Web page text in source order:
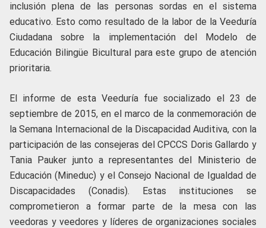
inclusión plena de las personas sordas en el sistema
educativo. Esto como resultado de la labor de la Veeduría
Ciudadana sobre la implementación del Modelo de
Educación Bilingüe Bicultural para este grupo de atención
prioritaria.
El informe de esta Veeduría fue socializado el 23 de
septiembre de 2015, en el marco de la conmemoración de
la Semana Internacional de la Discapacidad Auditiva, con la
participación de las consejeras del CPCCS Doris Gallardo y
Tania Pauker junto a representantes del Ministerio de
Educación (Mineduc) y el Consejo Nacional de Igualdad de
Discapacidades (Conadis). Estas instituciones se
comprometieron a formar parte de la mesa con las
veedoras y veedores y líderes de organizaciones sociales